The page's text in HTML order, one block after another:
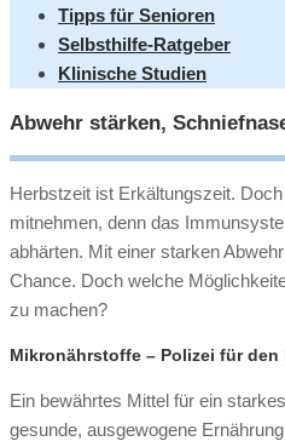
Tipps für Senioren
Selbsthilfe-Ratgeber
Klinische Studien
Abwehr stärken,
Herbstzeit ist Erkältungszeit.
mitnehmen, denn das
abhärten. Mit einer starken
Chance. Doch welche
zu machen?
Mikronährstoffe – Polizei für den
Ein bewährtes Mittel für ein
gesunde, ausgewogene